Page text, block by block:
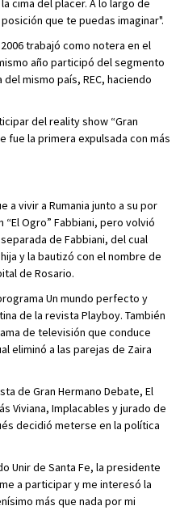
cima del placer. A lo largo de
que te puedas imaginar".
trabajó como notera en el
año participó del segmento
mismo país, REC, haciendo
del reality show “Gran
fue la primera expulsada con más
a vivir a Rumania junto a su por
Ogro” Fabbiani, pero volvió
de Fabbiani, del cual
y la bautizó con el nombre de
de Rosario.
Un mundo perfecto y
de la revista Playboy. También
de televisión que conduce
eliminó a las parejas de Zaira
de Gran Hermano Debate, El
Viviana, Implacables y jurado de
decidió meterse en la política
Unir de Santa Fe, la presidente
a participar y me interesó la
más que nada por mi